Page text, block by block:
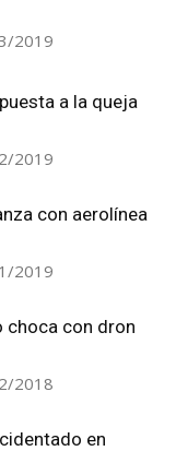
2019
a la queja
2019
con aerolínea
2019
choca con dron
2018
en